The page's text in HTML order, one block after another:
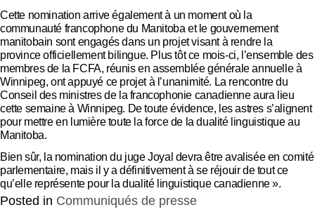
Cette nomination arrive également à un moment où la
communauté francophone du Manitoba et le gouvernement
manitobain sont engagés dans un projet visant à rendre la
province officiellement bilingue. Plus tôt ce mois-ci, l’ensemble des
membres de la FCFA, réunis en assemblée générale annuelle à
Winnipeg, ont appuyé ce projet à l’unanimité. La rencontre du
Conseil des ministres de la francophonie canadienne aura lieu
cette semaine à Winnipeg. De toute évidence, les astres s’alignent
pour mettre en lumière toute la force de la dualité linguistique au
Manitoba.
Bien sûr, la nomination du juge Joyal devra être avalisée en comité
parlementaire, mais il y a définitivement à se réjouir de tout ce
qu’elle représente pour la dualité linguistique canadienne ».
Posted in Communiqués de presse